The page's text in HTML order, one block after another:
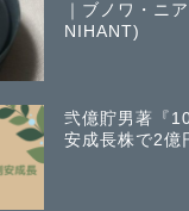
｜ブノワ・ニ
NIHANT)
弐億貯男著『
安成長株で2億